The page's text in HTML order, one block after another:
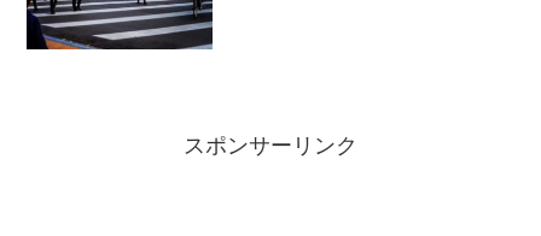
スポンサーリンク